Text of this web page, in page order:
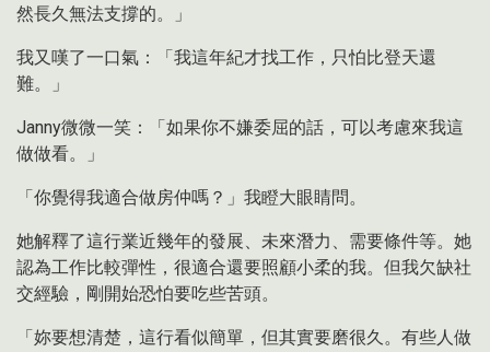
然長久無法支撐的。」
我又嘆了一口氣：「我這年紀才找工作，只怕比登天還
難。」
Janny微微一笑：「如果你不嫌委屈的話，可以考慮來我這
做做看。」
「你覺得我適合做房仲嗎？」我瞪大眼睛問。
她解釋了這行業近幾年的發展、未來潛力、需要條件等。她
認為工作比較彈性，很適合還要照顧小柔的我。但我欠缺社
交經驗，剛開始恐怕要吃些苦頭。
「妳要想清楚，這行看似簡單，但其實要磨很久。有些人做